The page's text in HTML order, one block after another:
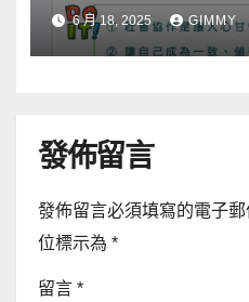
6 月 18, 2025 GIMMY
發佈留言
發佈留言必須填寫的電子郵
位標示為 *
留言 *